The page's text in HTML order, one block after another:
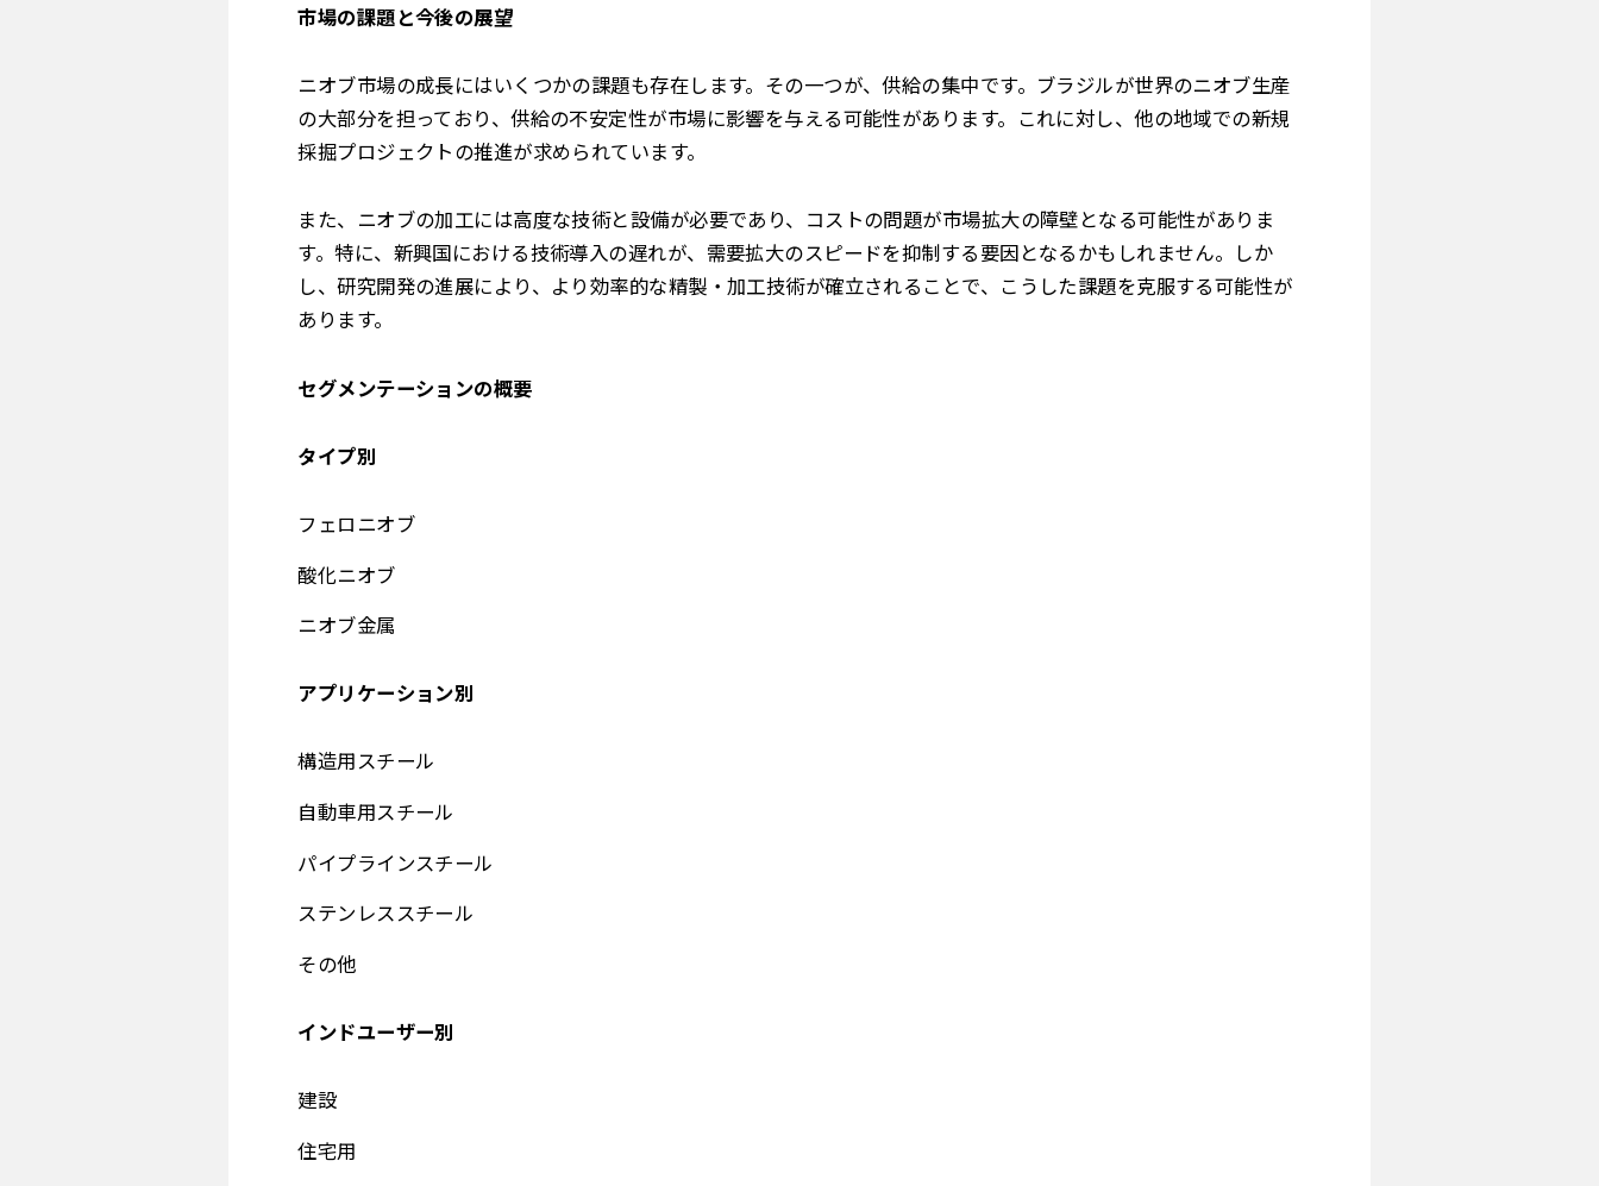
市場の課題と今後の展望
ニオブ市場の成長にはいくつかの課題も存在します。その一つが、供給の集中です。ブラジルが世界のニオブ生産
の大部分を担っており、供給の不安定性が市場に影響を与える可能性があります。これに対し、他の地域での新規
採掘プロジェクトの推進が求められています。
また、ニオブの加工には高度な技術と設備が必要であり、コストの問題が市場拡大の障壁となる可能性がありま
す。特に、新興国における技術導入の遅れが、需要拡大のスピードを抑制する要因となるかもしれません。しか
し、研究開発の進展により、より効率的な精製・加工技術が確立されることで、こうした課題を克服する可能性が
あります。
セグメンテーションの概要
タイプ別
フェロニオブ
酸化ニオブ
ニオブ金属
アプリケーション別
構造用スチール
自動車用スチール
パイプラインスチール
ステンレススチール
その他
インドユーザー別
建設
住宅用